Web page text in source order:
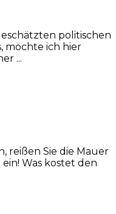
politischen
möchte ich hier
...
reißen Sie die Mauer
Was kostet den